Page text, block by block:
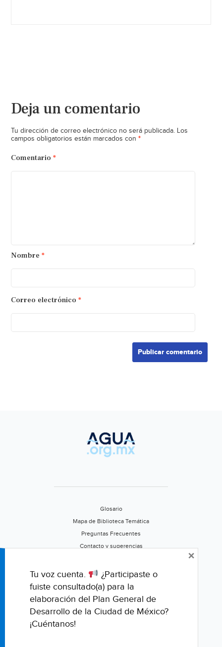
Deja un comentario
Tu dirección de correo electrónico no será publicada. Los
campos obligatorios están marcados con *
Comentario *
Nombre *
Correo electrónico *
Glosario
Mapa de Biblioteca Temática
Preguntas Frecuentes
Contacto y sugerencias
Califica este portal
Tu voz cuenta.
¿Participaste o
fuiste consultado(a) para la
elaboración del Plan General de
Desarrollo de la Ciudad de México?
¡Cuéntanos!
×